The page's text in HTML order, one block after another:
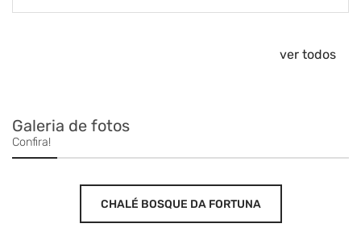
ver todos
Galeria de fotos
Confira!
CHALÉ BOSQUE DA FORTUNA